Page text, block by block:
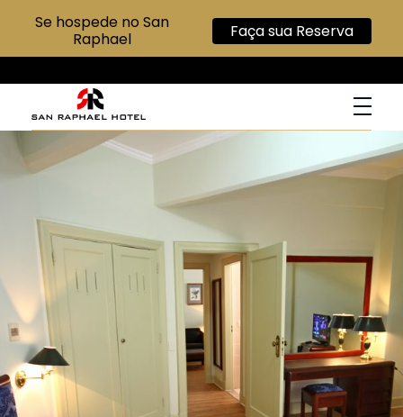
San Raphael Hotel
Hotel no Centro de SP
Se hospede no San
Raphael
Faça sua Reserva